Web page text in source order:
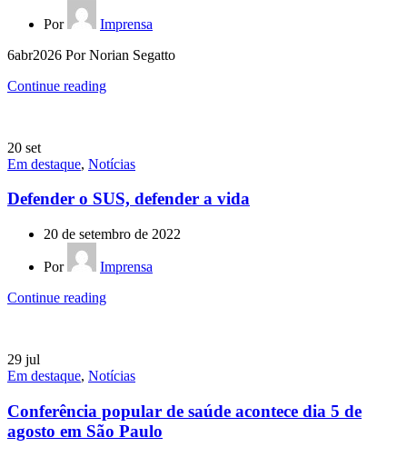
Por
Imprensa
6abr2026 Por Norian Segatto
Continue reading
20 set
Em destaque, Notícias
Defender o SUS, defender a vida
20 de setembro de 2022
Por
Imprensa
Continue reading
29 jul
Em destaque, Notícias
Conferência popular de saúde acontece dia 5 de
agosto em São Paulo